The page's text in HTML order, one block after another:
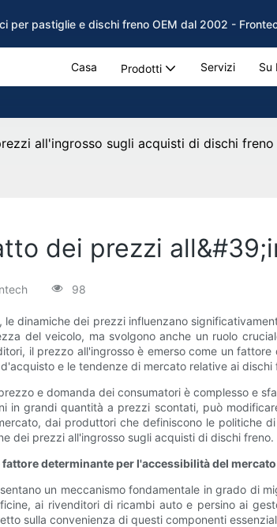
per pastiglie e dischi freno OEM dal 2002 -
Casa Prodotti Servizi Su
all'ingrosso sugli acquisti di dischi freno
dei prezzi
98
le dinamiche dei prezzi influenzano
del veicolo, ma svolgono anche un ruolo
il prezzo all'ingrosso è emerso come un
e le tendenze di mercato relative ai
e domanda dei consumatori è complesso e
in grandi quantità a prezzi scontati, può
dai produttori che definiscono le politiche
dei prezzi all'ingrosso sugli acquisti di dischi freno.
determinante per l'accessibilità del mercato
un meccanismo fondamentale in grado di
ai rivenditori di ricambi auto e persino ai
sulla convenienza di questi componenti